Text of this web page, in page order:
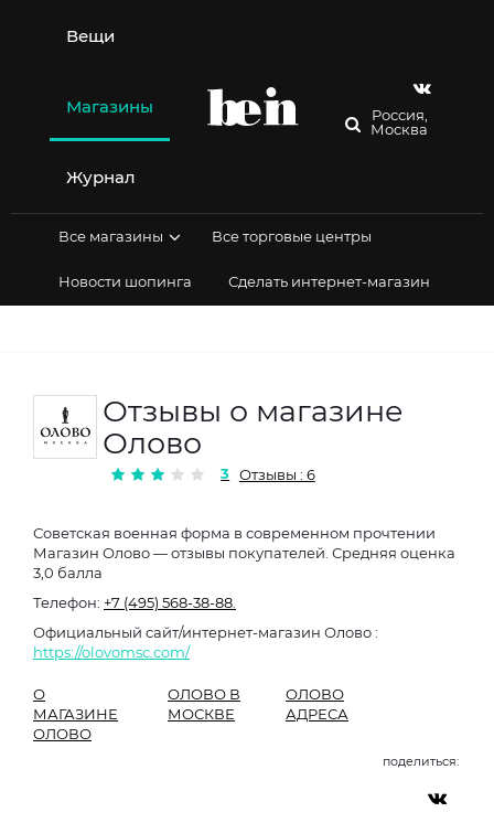
содержимому
Вещи
Магазины
Журнал
Россия,
Москва
Все магазины Все торговые центры
Новости шопинга Сделать интернет-магазин
Отзывы о магазине
Олово
3 Отзывы : 6
Советская военная форма в современном прочтении
Магазин Олово — отзывы покупателей. Средняя оценка
3,0 балла
Телефон: +7 (495) 568-38-88.
Официальный сайт/интернет-магазин Олово :
https://olovomsc.com/
О
МАГАЗИНЕ
ОЛОВО
ОЛОВО В
МОСКВЕ
ОЛОВО
АДРЕСА
поделиться: